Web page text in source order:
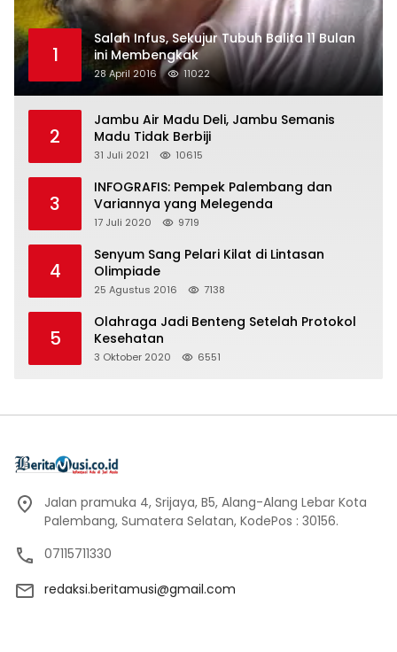
1
Salah Infus, Sekujur Tubuh Balita 11 Bulan
ini Membengkak
28 April 2016 11022
2
Jambu Air Madu Deli, Jambu Semanis
Madu Tidak Berbiji
31 Juli 2021 10615
3
INFOGRAFIS: Pempek Palembang dan
Variannya yang Melegenda
17 Juli 2020 9719
4
Senyum Sang Pelari Kilat di Lintasan
Olimpiade
25 Agustus 2016 7138
5
Olahraga Jadi Benteng Setelah Protokol
Kesehatan
3 Oktober 2020 6551
Jalan pramuka 4, Srijaya, B5, Alang-Alang Lebar Kota
Palembang, Sumatera Selatan, KodePos : 30156.
07115711330
redaksi.beritamusi@gmail.com